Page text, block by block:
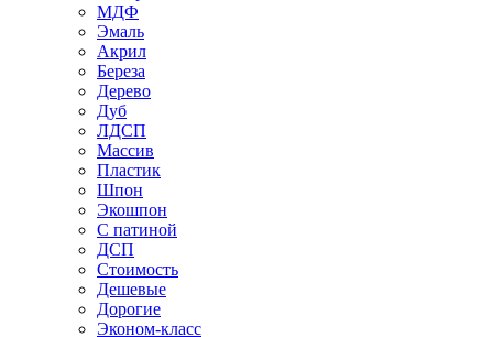
МДФ
Эмаль
Акрил
Береза
Дерево
Дуб
ЛДСП
Массив
Пластик
Шпон
Экошпон
С патиной
ДСП
Стоимость
Дешевые
Дорогие
Эконом-класс